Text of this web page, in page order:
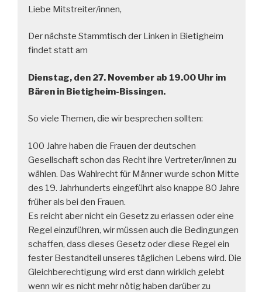
Liebe Mitstreiter/innen,
Der nächste Stammtisch der Linken in Bietigheim
findet statt am
Dienstag, den 27. November ab 19.00 Uhr im
Bären in Bietigheim-Bissingen.
So viele Themen, die wir besprechen sollten:
100 Jahre haben die Frauen der deutschen
Gesellschaft schon das Recht ihre Vertreter/innen zu
wählen. Das Wahlrecht für Männer wurde schon Mitte
des 19. Jahrhunderts eingeführt also knappe 80 Jahre
früher als bei den Frauen.
Es reicht aber nicht ein Gesetz zu erlassen oder eine
Regel einzuführen, wir müssen auch die Bedingungen
schaffen, dass dieses Gesetz oder diese Regel ein
fester Bestandteil unseres täglichen Lebens wird. Die
Gleichberechtigung wird erst dann wirklich gelebt
wenn wir es nicht mehr nötig haben darüber zu